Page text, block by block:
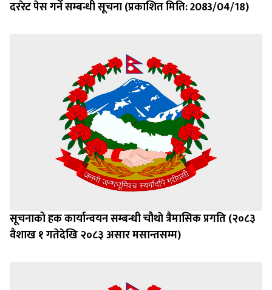
दररेट पेस गर्ने सम्बन्धी सूचना (प्रकाशित मिति: 2083/04/18)
सूचनाको हक कार्यान्वयन सम्बन्धी चौथाे त्रैमासिक प्रगति (२०८३
वैशाख १ गतेदेखि २०८३ असार मसान्तसम्म)